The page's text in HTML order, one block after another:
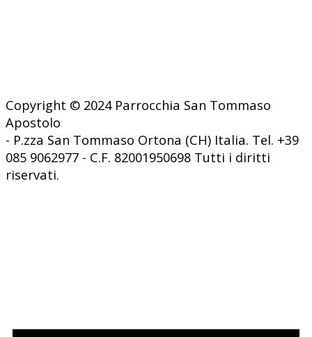
Copyright © 2024 Parrocchia San Tommaso
Apostolo
- P.zza San Tommaso Ortona (CH) Italia. Tel. +39
085 9062977 - C.F. 82001950698 Tutti i diritti
riservati.